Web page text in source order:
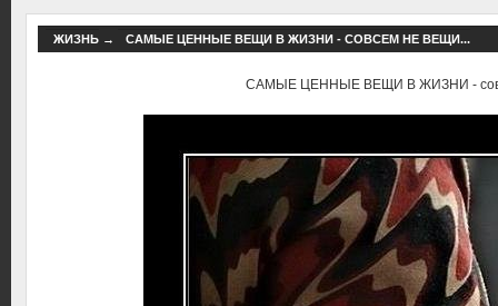
ЖИЗНЬ→ САМЫЕ ЦЕННЫЕ ВЕЩИ В ЖИЗНИ - СОВСЕМ НЕ ВЕЩИ...
САМЫЕ ЦЕННЫЕ ВЕЩИ В ЖИЗНИ -